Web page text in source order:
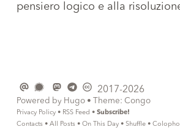
pensiero logico e alla
2017-2026
Powered by Hugo • Theme: Congo
Privacy Policy • RSS Feed • Subscribe!
Contacts • All Posts • On This Day • Shuffle •